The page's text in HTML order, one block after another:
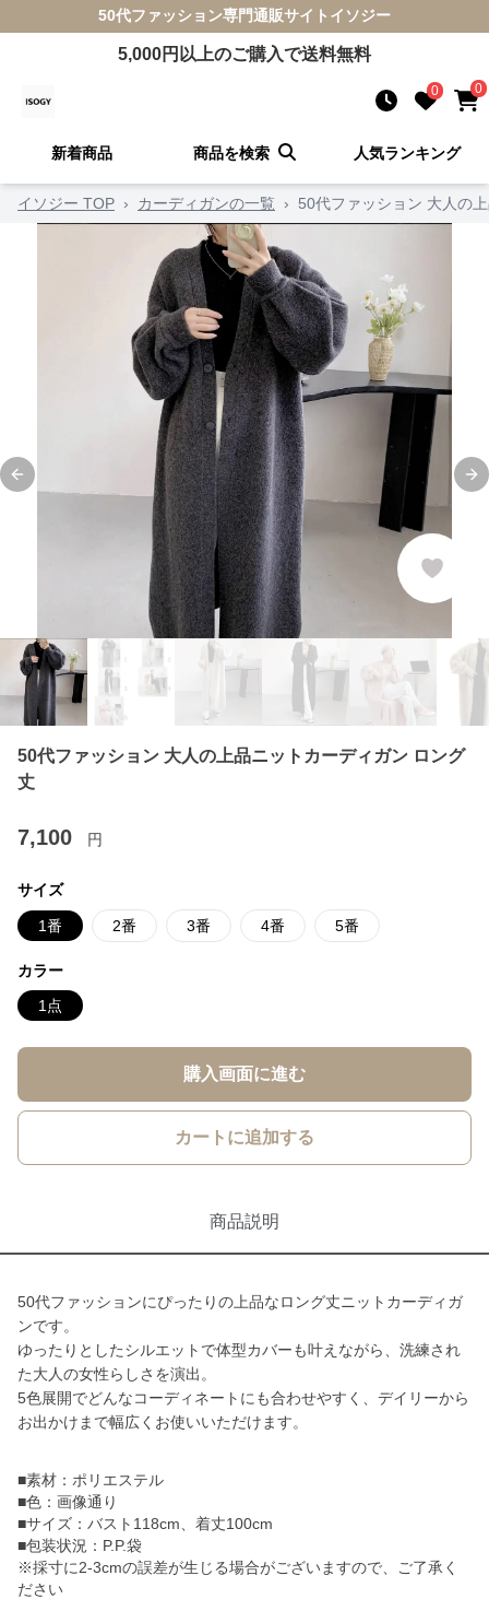
50代ファッション専門通販サイト イソジー
5,000円以上のご購入で送料無料
0 0
新着商品 商品を検索 人気ランキング
イソジー TOP › カーディガンの一覧 › 50代ファッション 大人の
Previous slide
50代ファッション 大人の上品ニットカーディガン ロング
丈
7,100 円
サイズ
1番 2番 3番 4番 5番
カラー
1点
購入画面に進む
カートに追加する
商品説明
50代ファッションにぴったりの上品なロング丈ニットカーディガ
ンです。
ゆったりとしたシルエットで体型カバーも叶えながら、洗練され
た大人の女性らしさを演出。
5色展開でどんなコーディネートにも合わせやすく、デイリーから
お出かけまで幅広くお使いいただけます。
■素材：ポリエステル
■色：画像通り
■サイズ：バスト118cm、着丈100cm
■包装状況：P.P.袋
※採寸に2-3cmの誤差が生じる場合がございますので、ご了承く
ださい